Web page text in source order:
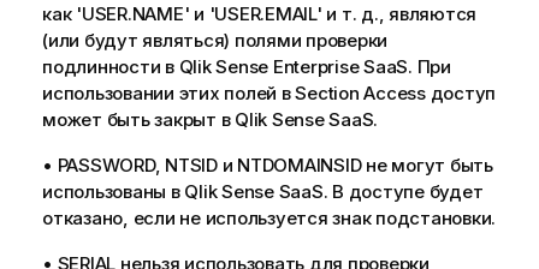
как 'USER.NAME' и 'USER.EMAIL' и т. д., являются
(или будут являться) полями проверки
подлинности в Qlik Sense Enterprise SaaS. При
использовании этих полей в Section Access доступ
может быть закрыт в Qlik Sense SaaS.
• PASSWORD, NTSID и NTDOMAINSID не могут быть
использованы в Qlik Sense SaaS. В доступе будет
отказано, если не используется знак подстановки.
• SERIAL нельзя использовать для проверки